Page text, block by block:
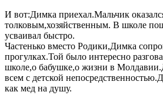
И вот:Димка приехал.Мальчик
толковым,хозяйственным. В школе
усваивал быстро.
Частенько вместо Родики,Димка
прогулках.Той было интересно
школе,о бабушке,о жизни в
всем с детской
как мед на душу.